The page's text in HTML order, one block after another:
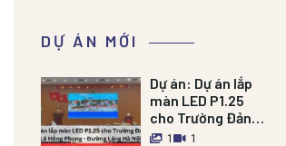
DỰ ÁN MỚI
Dự án: Dự án lắp
màn LED P1.25
cho Trường Đảng
Lê Hồng Phong –
1 1